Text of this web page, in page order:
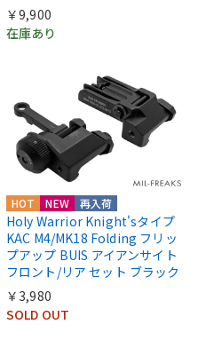
￥9,900
在庫あり
HOT NEW 再入荷
Holy Warrior Knight'sタイプ
KAC M4/MK18 Folding フリッ
プアップ BUIS アイアンサイト
フロント/リア セット ブラック
￥3,980
SOLD OUT